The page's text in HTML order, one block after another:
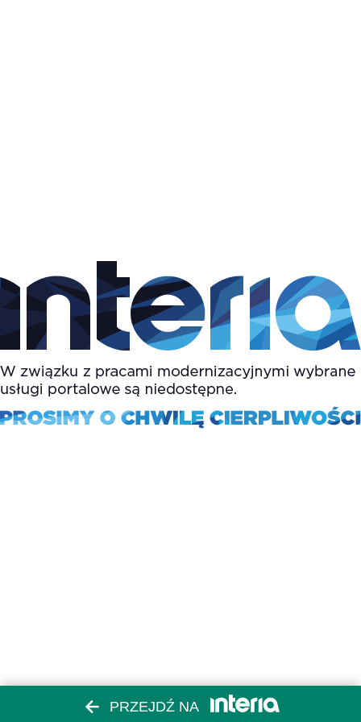
PRZEJDŹ NA